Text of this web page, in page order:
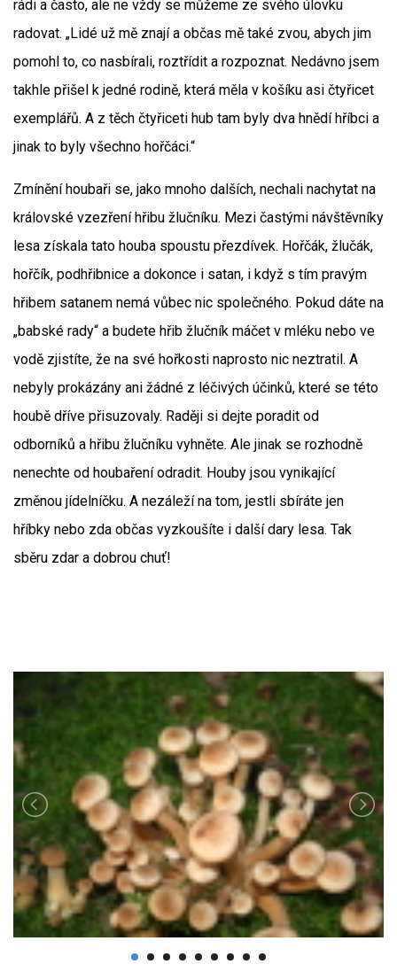
rádi a často, ale ne vždy se můžeme ze svého úlovku
radovat. „Lidé už mě znají a občas mě také zvou, abych jim
pomohl to, co nasbírali, roztřídit a rozpoznat. Nedávno jsem
takhle přišel k jedné rodině, která měla v košíku asi čtyřicet
exemplářů. A z těch čtyřiceti hub tam byly dva hnědí hříbci a
jinak to byly všechno hořčáci.“
Zmínění houbaři se, jako mnoho dalších, nechali nachytat na
královské vzezření hřibu žlučníku. Mezi častými návštěvníky
lesa získala tato houba spoustu přezdívek. Hořčák, žlučák,
hořčík, podhřibnice a dokonce i satan, i když s tím pravým
hřibem satanem nemá vůbec nic společného. Pokud dáte na
„babské rady“ a budete hřib žlučník máčet v mléku nebo ve
vodě zjistíte, že na své hořkosti naprosto nic neztratil. A
nebyly prokázány ani žádné z léčivých účinků, které se této
houbě dříve přisuzovaly. Raději si dejte poradit od
odborníků a hřibu žlučníku vyhněte. Ale jinak se rozhodně
nenechte od houbaření odradit. Houby jsou vynikající
změnou jídelníčku. A nezáleží na tom, jestli sbíráte jen
hříbky nebo zda občas vyzkoušíte i další dary lesa. Tak
sběru zdar a dobrou chuť!